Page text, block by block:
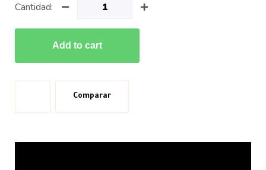
Cantidad:
Add to cart
Comparar